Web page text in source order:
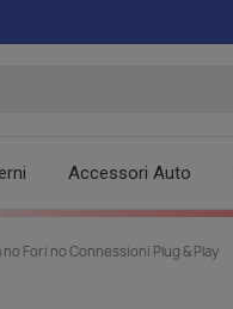
Accessori Auto
Fori no Connessioni Plug & Play